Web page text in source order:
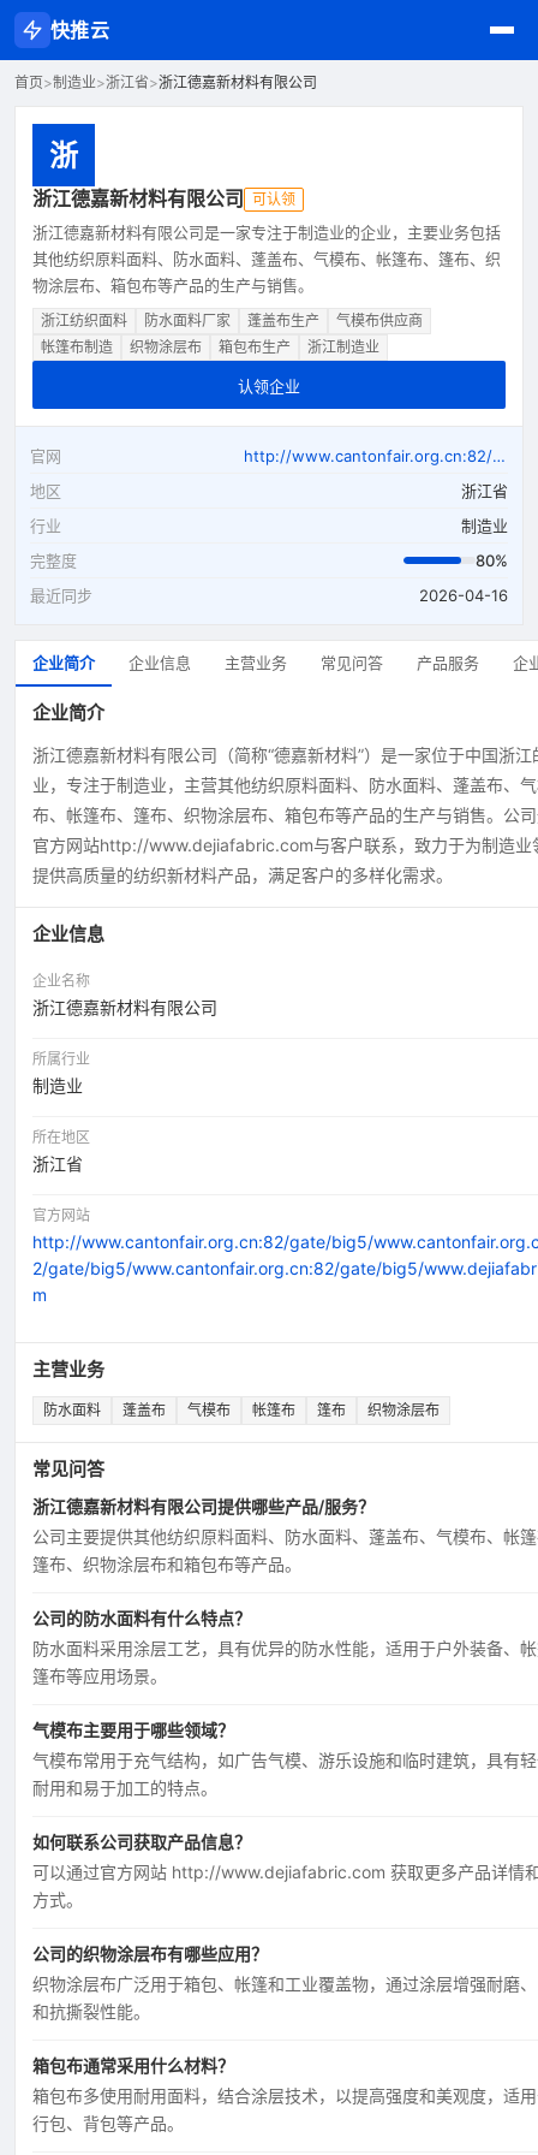
快推云
首页>制造业>浙江省>浙江德嘉新材料有限公司
浙
浙江德嘉新材料有限公司 可认领
浙江德嘉新材料有限公司是一家专注于制造业的企业，主要业务包括
其他纺织原料面料、防水面料、蓬盖布、气模布、帐篷布、篷布、织
物涂层布、箱包布等产品的生产与销售。
浙江纺织面料 防水面料厂家 蓬盖布生产
气模布供应商
帐篷布制造
织物涂层布 箱包布生产 浙江制造业
认领企业
官网
http://www.cantonfair.org.cn:82/gate/big5/www.cantonfair.org.cn:82/gate/big5/www.cantonfair.org.cn:82/gate/big5/www.dejiafabric.com
地区
浙江省
行业
制造业
完整度
80%
最近同步
2026-04-16
企业简介 企业信息 主营业务 常见问答 产品服务 企
企业简介
浙江德嘉新材料有限公司（简称“德嘉新材料”）是一家位于中国浙江
业，专注于制造业，主营其他纺织原料面料、防水面料、蓬盖布、
布、帐篷布、篷布、织物涂层布、箱包布等产品的生产与销售。公
官方网站http://www.dejiafabric.com与客户联系，致力于为制造业
提供高质量的纺织新材料产品，满足客户的多样化需求。
企业信息
企业名称
浙江德嘉新材料有限公司
所属行业
制造业
所在地区
浙江省
官方网站
http://www.cantonfair.org.cn:82/gate/big5/
2/gate/big5/www.cantonfair.org.cn:82/gate/big5/
m
主营业务
防水面料 蓬盖布 气模布 帐篷布 篷布 织物涂层布
常见问答
浙江德嘉新材料有限公司提供哪些产品/服务？
公司主要提供其他纺织原料面料、防水面料、蓬盖布、气模布、帐
篷布、织物涂层布和箱包布等产品。
公司的防水面料有什么特点？
防水面料采用涂层工艺，具有优异的防水性能，适用于户外装备、
篷布等应用场景。
气模布主要用于哪些领域？
气模布常用于充气结构，如广告气模、游乐设施和临时建筑，具有
耐用和易于加工的特点。
如何联系公司获取产品信息？
可以通过官方网站 http://www.dejiafabric.com 获取更多产品详情
方式。
公司的织物涂层布有哪些应用？
织物涂层布广泛用于箱包、帐篷和工业覆盖物，通过涂层增强耐磨
和抗撕裂性能。
箱包布通常采用什么材料？
箱包布多使用耐用面料，结合涂层技术，以提高强度和美观度，适
行包、背包等产品。